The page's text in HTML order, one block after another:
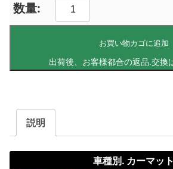
お買い物カゴに追加
説明
車種別. カーマット